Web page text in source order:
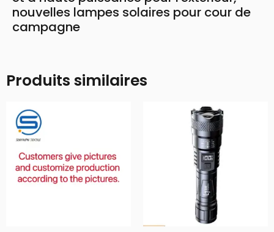
nouvelles lampes solaires pour cour de
campagne
Produits similaires